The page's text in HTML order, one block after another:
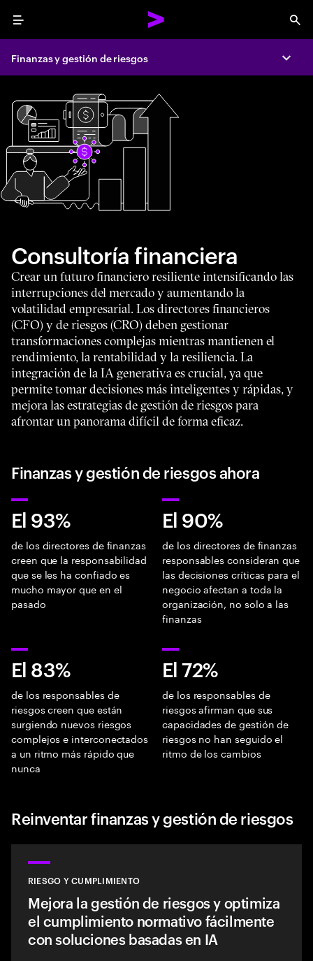
Menu
Finanzas y gestión de riesgos
Consultoría financiera
Crear un futuro financiero resiliente intensificando las
interrupciones del mercado y aumentando la
volatilidad empresarial. Los directores financieros
(CFO) y de riesgos (CRO) deben gestionar
transformaciones complejas mientras mantienen el
rendimiento, la rentabilidad y la resiliencia. La
integración de la IA generativa es crucial, ya que
permite tomar decisiones más inteligentes y rápidas, y
mejora las estrategias de gestión de riesgos para
afrontar un panorama difícil de forma eficaz.
Finanzas y gestión de riesgos ahora
El 93%
de los directores de finanzas
creen que la responsabilidad
que se les ha confiado es
mucho mayor que en el
pasado
El 90%
de los directores de finanzas
responsables consideran que
las decisiones críticas para el
negocio afectan a toda la
organización, no solo a las
finanzas
El 83%
de los responsables de
riesgos creen que están
surgiendo nuevos riesgos
complejos e interconectados
a un ritmo más rápido que
nunca
El 72%
de los responsables de
riesgos afirman que sus
capacidades de gestión de
riesgos no han seguido el
ritmo de los cambios
Reinventar finanzas y gestión de riesgos
RIESGO Y CUMPLIMIENTO
Mejora la gestión de riesgos y optimiza
el cumplimiento normativo fácilmente
con soluciones basadas en IA